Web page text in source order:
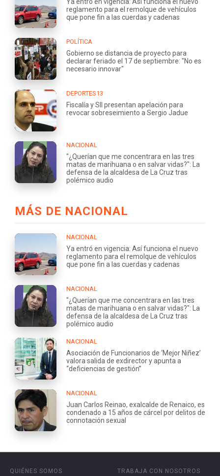
reglamento para el remolque de vehículos
que pone fin a las cuerdas y cadenas
POLÍTICA
Gobierno se distancia de proyecto para
declarar feriado el 17 de septiembre: "No es
necesario innovar"
DEPORTES13
Fiscalía y SII presentan apelación para
revocar sobreseimiento a Sergio Jadue
NACIONAL
"¿Querían que me concentrara en las tres
matas de marihuana o en salvar vidas?": La
defensa de la alcaldesa de La Cruz tras
polémico audio
MÁS DE NACIONAL
NACIONAL
Ya entró en vigencia: Así funciona el nuevo
reglamento para el remolque de vehículos
que pone fin a las cuerdas y cadenas
NACIONAL
"¿Querían que me concentrara en las tres
matas de marihuana o en salvar vidas?": La
defensa de la alcaldesa de La Cruz tras
polémico audio
NACIONAL
Asociación de Funcionarios de ‘Mejor Niñez’
valora salida de exdirector y apunta a
“deficiencias de gestión”
NACIONAL
Juan Carlos Reinao, exalcalde de Renaico, es
condenado a 15 años de cárcel por delitos de
connotación sexual
QUIÉNES SOMOS
TRABAJA CON NOSOTROS